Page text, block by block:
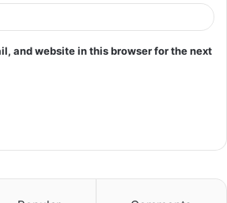
and website in this browser for the next